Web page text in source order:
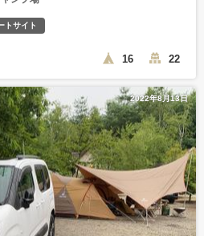
トサイト
16 22
2022年8月13日